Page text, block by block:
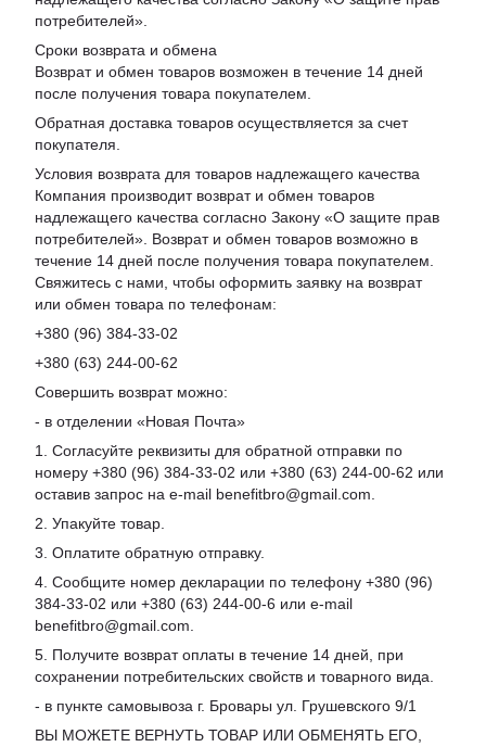
потребителей».
Сроки возврата и обмена
Возврат и обмен товаров возможен в течение 14 дней
после получения товара покупателем.
Обратная доставка товаров осуществляется за счет
покупателя.
Условия возврата для товаров надлежащего качества
Компания производит возврат и обмен товаров
надлежащего качества согласно Закону «О защите прав
потребителей». Возврат и обмен товаров возможно в
течение 14 дней после получения товара покупателем.
Свяжитесь с нами, чтобы оформить заявку на возврат
или обмен товара по телефонам:
+380 (96) 384-33-02
+380 (63) 244-00-62
Совершить возврат можно:
- в отделении «Новая Почта»
1. Согласуйте реквизиты для обратной отправки по
номеру +380 (96) 384-33-02 или +380 (63) 244-00-62 или
оставив запрос на e-mail benefitbro@gmail.com.
2. Упакуйте товар.
3. Оплатите обратную отправку.
4. Сообщите номер декларации по телефону +380 (96)
384-33-02 или +380 (63) 244-00-6 или e-mail
benefitbro@gmail.com.
5. Получите возврат оплаты в течение 14 дней, при
сохранении потребительских свойств и товарного вида.
- в пункте самовывоза г. Бровары ул. Грушевского 9/1
ВЫ МОЖЕТЕ ВЕРНУТЬ ТОВАР ИЛИ ОБМЕНЯТЬ ЕГО,